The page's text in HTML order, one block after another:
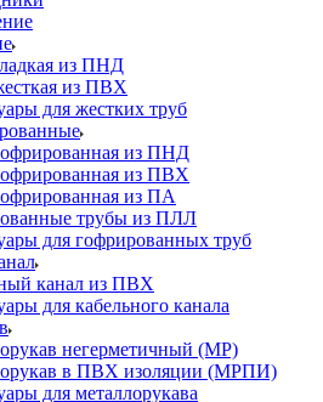
из ПНД
из ПВХ
для жестких труб
из ПНД
из ПВХ
из ПА
трубы из ПЛЛ
для гофрированных труб
канал из ПВХ
для кабельного канала
негерметичный (МР)
в ПВХ изоляции (МРПИ)
для металлорукава